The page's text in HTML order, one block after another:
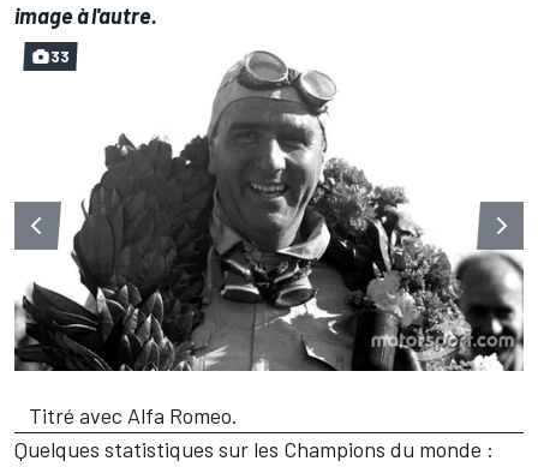
image à l'autre.
Titré avec Alfa Romeo.
33
Quelques statistiques sur les Champions du monde :